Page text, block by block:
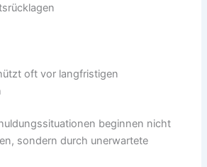
oft vor langfristigen
beginnen nicht
sondern durch unerwartete